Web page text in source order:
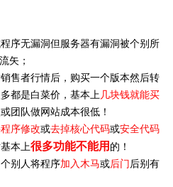
序无漏洞但服务器有漏洞被个别所
矢；
售者行情后，购买一个版本然后转
都是白菜价，基本上几块钱就能买
团队做网站成本很低！
序修改或去掉核心代码或安全代码
本上很多功能不能用 的！
别人将程序加入木马或后门 后别有